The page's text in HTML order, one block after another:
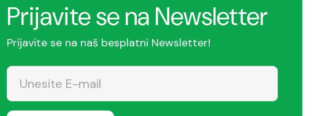
Prijavite se na Newsletter
Prijavite se na naš besplatni Newsletter!